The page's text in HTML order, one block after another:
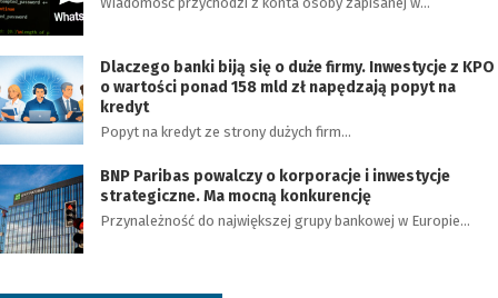
Dlaczego banki biją się o duże firmy. Inwestycje z KPO
o wartości ponad 158 mld zł napędzają popyt na
kredyt
Popyt na kredyt ze strony dużych firm…
BNP Paribas powalczy o korporacje i inwestycje
strategiczne. Ma mocną konkurencję
Przynależność do największej grupy bankowej w Europie…